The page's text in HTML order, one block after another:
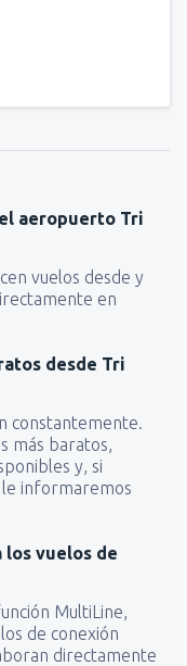
aeropuerto Tri
vuelos desde y
en
desde Tri
constantemente.
más baratos,
y, si
informaremos
vuelos de
MultiLine,
de conexión
directamente